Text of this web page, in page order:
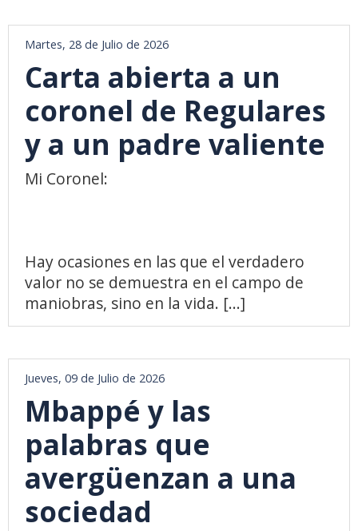
Martes, 28 de Julio de 2026
Carta abierta a un
coronel de Regulares
y a un padre valiente
Mi Coronel:
Hay ocasiones en las que el verdadero
valor no se demuestra en el campo de
maniobras, sino en la vida. [...]
Jueves, 09 de Julio de 2026
Mbappé y las
palabras que
avergüenzan a una
sociedad